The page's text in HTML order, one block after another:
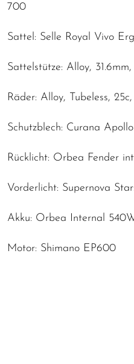
700
Sattel: Selle Royal Vivo
Sattelstütze: Alloy,
Räder: Alloy, Tubeless,
Schutzblech: Curana
Rücklicht: Orbea Fender
Vorderlicht: Supernova
Akku: Orbea Internal
Motor: Shimano EP600